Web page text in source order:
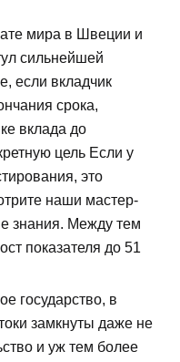
мира в Швеции и
сильнейшей
если вкладчик
срока,
вклада до
цель Если у
это
наши мастер-
знания. Между тем
показателя до 51
государство, в
замкнуты даже не
и уж тем более